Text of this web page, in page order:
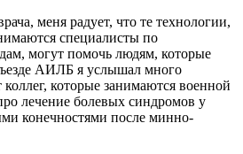
меня радует, что те технологии,
специалисты по
могут помочь людям, которые
АИЛБ я услышал много
которые занимаются военной
лечение болевых синдромов у
конечностями после минно-